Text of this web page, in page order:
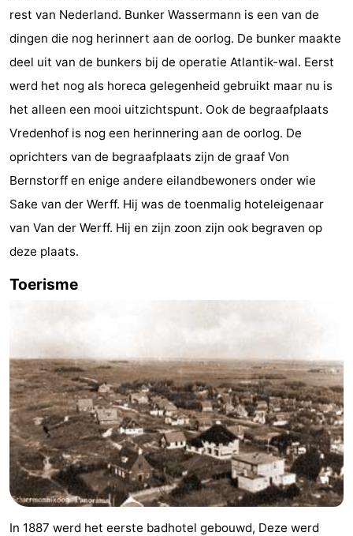
rest van Nederland. Bunker Wassermann is een van de
dingen die nog herinnert aan de oorlog. De bunker maakte
deel uit van de bunkers bij de operatie Atlantik-wal. Eerst
werd het nog als horeca gelegenheid gebruikt maar nu is
het alleen een mooi uitzichtspunt. Ook de begraafplaats
Vredenhof is nog een herinnering aan de oorlog. De
oprichters van de begraafplaats zijn de graaf Von
Bernstorff en enige andere eilandbewoners onder wie
Sake van der Werff. Hij was de toenmalig hoteleigenaar
van Van der Werff. Hij en zijn zoon zijn ook begraven op
deze plaats.
Toerisme
In 1887 werd het eerste badhotel gebouwd, Deze werd